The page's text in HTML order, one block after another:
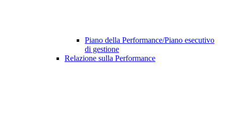
Piano della Performance/Piano esecutivo
di gestione
Relazione sulla Performance